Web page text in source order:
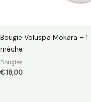
Bougie Voluspa Mokara – 1
mèche
Bougies
€18,00